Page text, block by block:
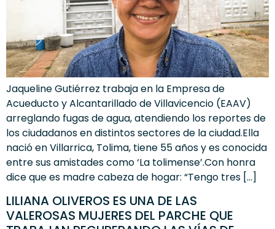
Jaqueline Gutiérrez trabaja en la Empresa de
Acueducto y Alcantarillado de Villavicencio (EAAV)
arreglando fugas de agua, atendiendo los reportes de
los ciudadanos en distintos sectores de la ciudad.Ella
nació en Villarrica, Tolima, tiene 55 años y es conocida
entre sus amistades como ‘La tolimense’.Con honra
dice que es madre cabeza de hogar: “Tengo tres […]
LILIANA OLIVEROS ES UNA DE LAS
VALEROSAS MUJERES DEL PARCHE QUE